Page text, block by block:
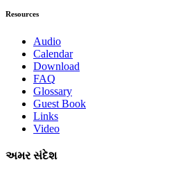
Resources
Audio
Calendar
Download
FAQ
Glossary
Guest Book
Links
Video
અમર સંદેશ